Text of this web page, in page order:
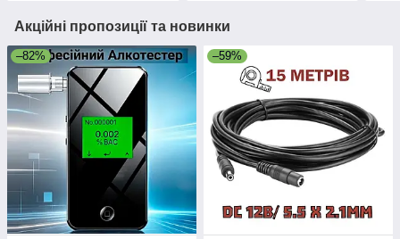
Акційні пропозиції та новинки
–82% –59%